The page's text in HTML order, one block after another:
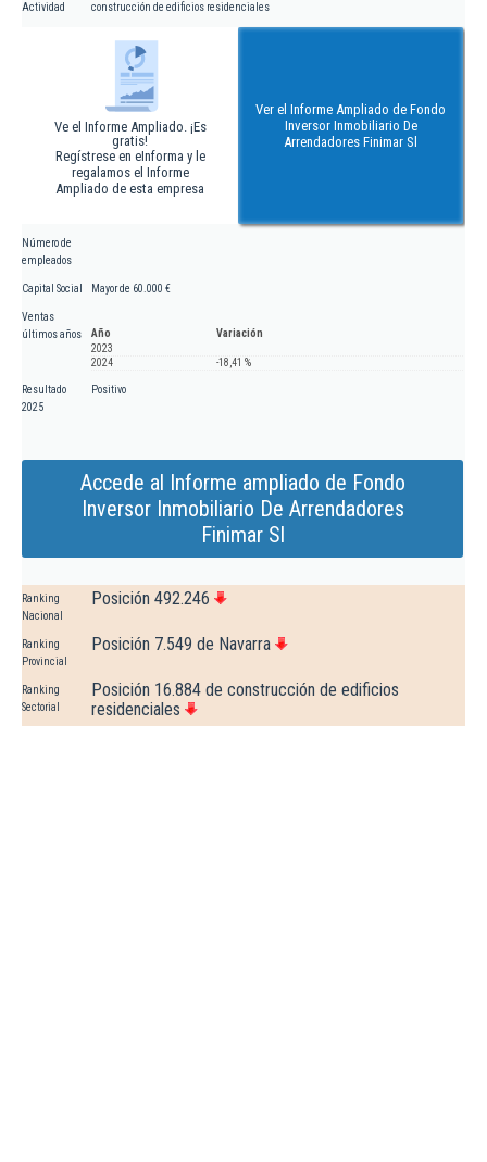
Actividad construcción de edificios residenciales
Ve el Informe Ampliado. ¡Es
gratis!
Regístrese en eInforma y le
regalamos el Informe
Ampliado de esta empresa
Ver el Informe Ampliado de Fondo
Inversor Inmobiliario De
Arrendadores Finimar Sl
Número de
empleados
Capital Social Mayor de 60.000 €
Ventas
últimos años
Año
Variación
2023
2024
-18,41 %
Resultado
2025
Positivo
Accede al Informe ampliado de Fondo
Inversor Inmobiliario De Arrendadores
Finimar Sl
Ranking
Nacional
Posición 492.246
Ranking
Provincial
Posición 7.549 de Navarra
Ranking
Sectorial
Posición 16.884 de construcción de edificios
residenciales